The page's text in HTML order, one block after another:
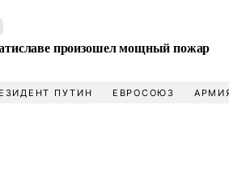
произошел мощный пожар
ПУТИН ЕВРОСОЮЗ